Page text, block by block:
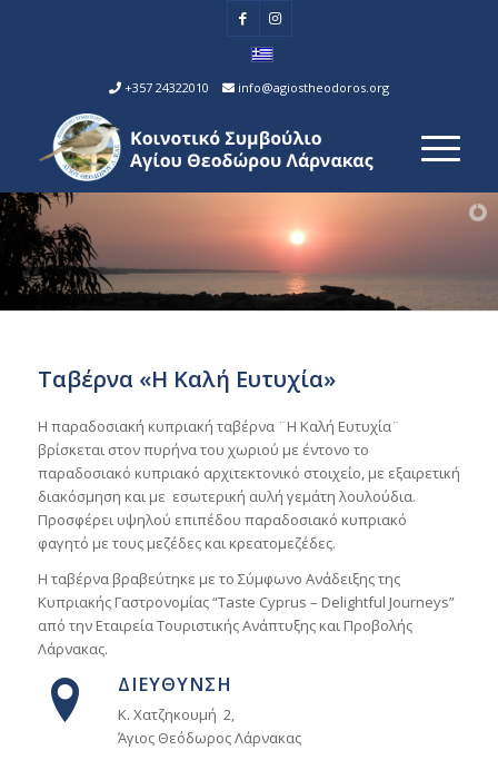
+357 24322010 info@agiostheodoros.org
Ταβέρνα «Η Καλή Ευτυχία»
Η παραδοσιακή κυπριακή ταβέρνα ¨Η Καλή Ευτυχία¨
βρίσκεται στον πυρήνα του χωριού με έντονο το
παραδοσιακό κυπριακό αρχιτεκτονικό στοιχείο, με εξαιρετική
διακόσμηση και με εσωτερική αυλή γεμάτη λουλούδια.
Προσφέρει υψηλού επιπέδου παραδοσιακό κυπριακό
φαγητό με τους μεζέδες και κρεατομεζέδες.
Η ταβέρνα βραβεύτηκε με το Σύμφωνο Ανάδειξης της
Κυπριακής Γαστρονομίας “Taste Cyprus – Delightful Journeys”
από την Εταιρεία Τουριστικής Ανάπτυξης και Προβολής
Λάρνακας.
ΔΙΕΥΘΥΝΣΗ
Κ. Χατζηκουμή 2,
Άγιος Θεόδωρος Λάρνακας